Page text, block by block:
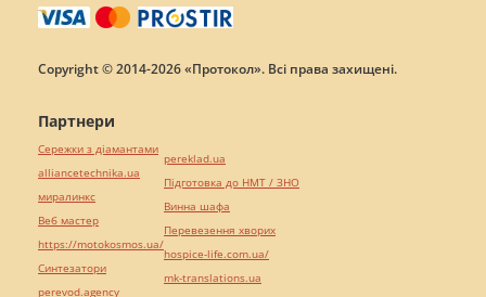
Copyright © 2014-2026 «Протокол». Всі права захищені.
Партнери
Сережки з діамантами
alliancetechnika.ua
миралинкс
Веб мастер
https://motokosmos.ua/
Синтезатори
perevod.agency
pereklad.ua
Підготовка до НМТ / ЗНО
Винна шафа
Перевезення хворих
hospice-life.com.ua/
mk-translations.ua